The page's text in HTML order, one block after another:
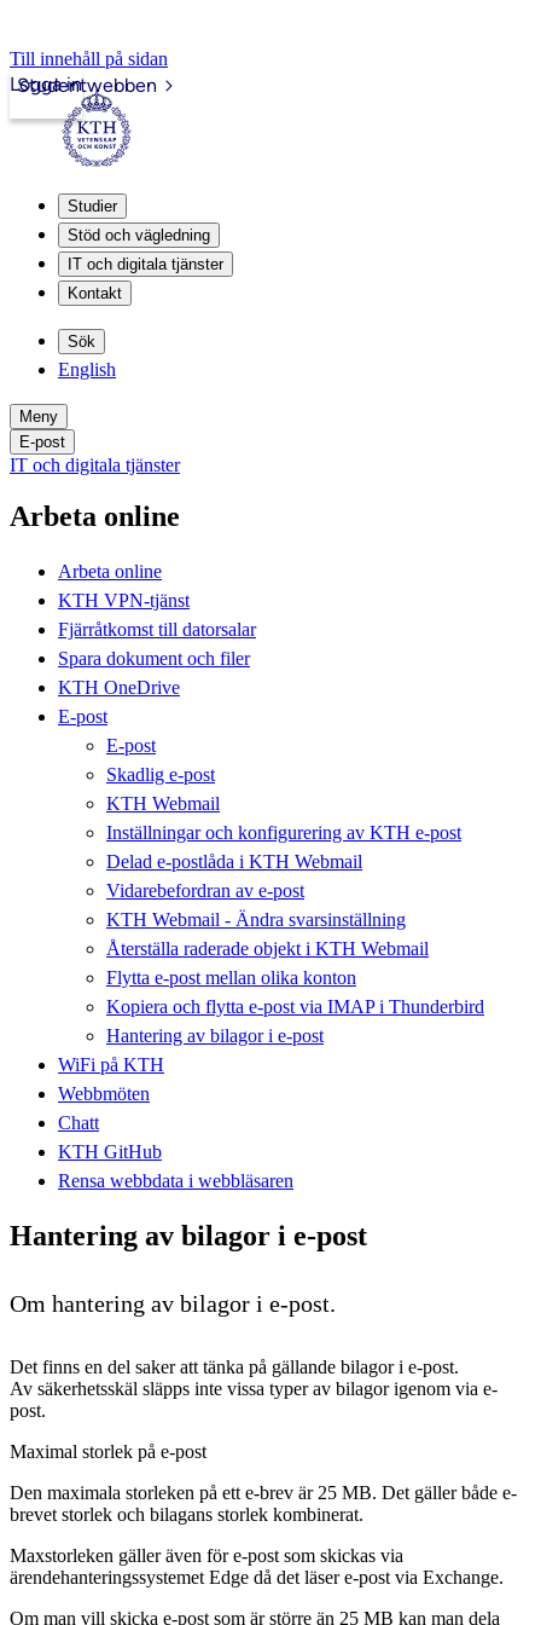
Till innehåll på sidan
Studentwebben
Logga in
Studier
Stöd och vägledning
IT och digitala tjänster
Kontakt
Sök
English
Meny
E-post
IT och digitala tjänster
Arbeta online
Arbeta online
KTH VPN-tjänst
Fjärråtkomst till datorsalar
Spara dokument och filer
KTH OneDrive
E-post
E-post
Skadlig e-post
KTH Webmail
Inställningar och konfigurering av KTH e-post
Delad e-postlåda i KTH Webmail
Vidarebefordran av e-post
KTH Webmail - Ändra svarsinställning
Återställa raderade objekt i KTH Webmail
Flytta e-post mellan olika konton
Kopiera och flytta e-post via IMAP i Thunderbird
Hantering av bilagor i e-post
WiFi på KTH
Webbmöten
Chatt
KTH GitHub
Rensa webbdata i webbläsaren
Hantering av bilagor i e-post
Om hantering av bilagor i e-post.
Det finns en del saker att tänka på gällande bilagor i e-post.
Av säkerhetsskäl släpps inte vissa typer av bilagor igenom via e-
post.
Maximal storlek på e-post
Den maximala storleken på ett e-brev är 25 MB. Det gäller både e-
brevet storlek och bilagans storlek kombinerat.
Maxstorleken gäller även för e-post som skickas via
ärendehanteringssystemet Edge då det läser e-post via Exchange.
Om man vill skicka e-post som är större än 25 MB kan man dela